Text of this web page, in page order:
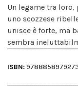
Un legame tra
uno scozzese
unisce è forte, ma
sembra
ISBN: